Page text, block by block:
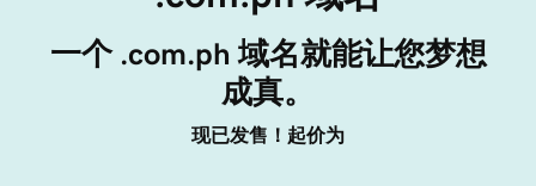
一个 .com.ph 域名就能让您梦想
成真。
现已发售！起价为